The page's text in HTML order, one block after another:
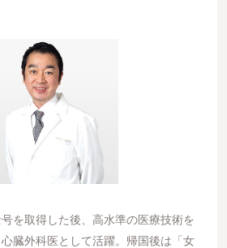
を取得した後、高水準の医療技術を
臓外科医として活躍。帰国後は「女